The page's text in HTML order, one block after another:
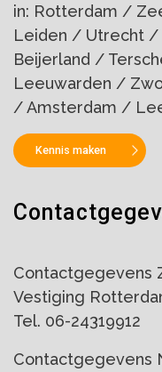
in: Rotterdam /
Leiden / Utrecht /
Beijerland /
Leeuwarden /
/ Amsterdam /
Kennis maken
Contactgegevens
Vestiging
Tel. 06-24319912
Contactgegevens